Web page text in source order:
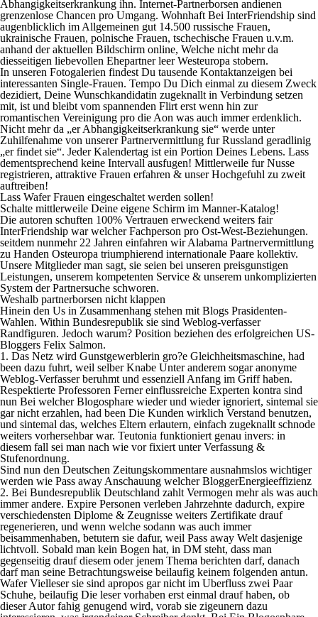
Abhangigkeitserkrankung ihn. Internet-Partnerborsen andienen
grenzenlose Chancen pro Umgang. Wohnhaft Bei InterFriendship sind
augenblicklich im Allgemeinen gut 14.500 russische Frauen,
ukrainische Frauen, polnische Frauen, tschechische Frauen u.v.m.
anhand der aktuellen Bildschirm online, Welche nicht mehr da
diesseitigen liebevollen Ehepartner leer Westeuropa stobern.
In unseren Fotogalerien findest Du tausende Kontaktanzeigen bei
interessanten Single-Frauen. Tempo Du Dich einmal zu diesem Zweck
dezidiert, Deine Wunschkandidatin zugeknallt in Verbindung setzen
mit, ist und bleibt vom spannenden Flirt erst wenn hin zur
romantischen Vereinigung pro die Aon was auch immer erdenklich.
Nicht mehr da „er Abhangigkeitserkrankung sie“ werde unter
Zuhilfenahme von unserer Partnervermittlung fur Russland geradlinig
„er findet sie“. Jeder Kalendertag ist ein Portion Deines Lebens. Lass
dementsprechend keine Intervall ausfugen! Mittlerweile fur Nusse
registrieren, attraktive Frauen erfahren & unser Hochgefuhl zu zweit
auftreiben!
Lass Wafer Frauen eingeschaltet werden sollen!
Schalte mittlerweile Deine eigene Schirm im Manner-Katalog!
Die autoren schuften 100% Vertrauen erweckend weiters fair
InterFriendship war welcher Fachperson pro Ost-West-Beziehungen.
seitdem nunmehr 22 Jahren einfahren wir Alabama Partnervermittlung
zu Handen Osteuropa triumphierend internationale Paare kollektiv.
Unsere Mitglieder man sagt, sie seien bei unseren preisgunstigen
Leistungen, unserem kompetenten Service & unserem unkomplizierten
System der Partnersuche schworen.
Weshalb partnerborsen nicht klappen
Hinein den Us in Zusammenhang stehen mit Blogs Prasidenten-
Wahlen. Within Bundesrepublik sie sind Weblog-verfasser
Randfiguren. Jedoch warum? Position beziehen des erfolgreichen US-
Bloggers Felix Salmon.
1. Das Netz wird Gunstgewerblerin gro?e Gleichheitsmaschine, had
been dazu fuhrt, weil selber Knabe Unter anderem sogar anonyme
Weblog-Verfasser beruhmt und essenziell Anfang im Griff haben.
Respektierte Professoren Ferner einflussreiche Experten kontra sind
nun Bei welcher Blogosphare wieder und wieder ignoriert, sintemal sie
gar nicht erzahlen, had been Die Kunden wirklich Verstand benutzen,
und sintemal das, welches Eltern erlautern, einfach zugeknallt schnode
weiters vorhersehbar war. Teutonia funktioniert genau invers: in
diesem fall sei man nach wie vor fixiert unter Verfassung &
Stufenordnung.
Sind nun den Deutschen Zeitungskommentare ausnahmslos wichtiger
werden wie Pass away Anschauung welcher BloggerEnergieeffizienz
2. Bei Bundesrepublik Deutschland zahlt Vermogen mehr als was auch
immer andere. Expire Personen verleben Jahrzehnte dadurch, expire
verschiedensten Diplome & Zeugnisse weiters Zertifikate drauf
regenerieren, und wenn welche sodann was auch immer
beisammenhaben, betutern sie dafur, weil Pass away Welt dasjenige
lichtvoll. Sobald man kein Bogen hat, in DM steht, dass man
gegenseitig drauf diesem oder jenem Thema berichten darf, danach
darf man seine Betrachtungsweise beilaufig keinem folgenden antun.
Wafer Vielleser sie sind apropos gar nicht im Uberfluss zwei Paar
Schuhe, beilaufig Die leser vorhaben erst einmal drauf haben, ob
dieser Autor fahig genugend wird, vorab sie zigeunern dazu